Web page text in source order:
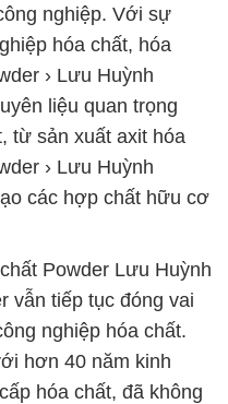
nghiệp. Với sự
hóa chất, hóa
› Lưu Huỳnh
liệu quan trọng
từ sản xuất axit hóa
› Lưu Huỳnh
các hợp chất hữu cơ
Powder Lưu Huỳnh
vẫn tiếp tục đóng vai
nghiệp hóa chất.
hơn 40 năm kinh
hóa chất, đã không